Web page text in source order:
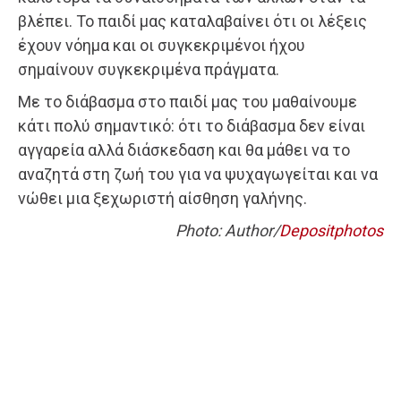
βλέπει. Το παιδί μας καταλαβαίνει ότι οι λέξεις
έχουν νόημα και οι συγκεκριμένοι ήχου
σημαίνουν συγκεκριμένα πράγματα.
Με το διάβασμα στο παιδί μας του μαθαίνουμε
κάτι πολύ σημαντικό: ότι το διάβασμα δεν είναι
αγγαρεία αλλά διάσκεδαση και θα μάθει να το
αναζητά στη ζωή του για να ψυχαγωγείται και να
νώθει μια ξεχωριστή αίσθηση γαλήνης.
Photo: Author/Depositphotos